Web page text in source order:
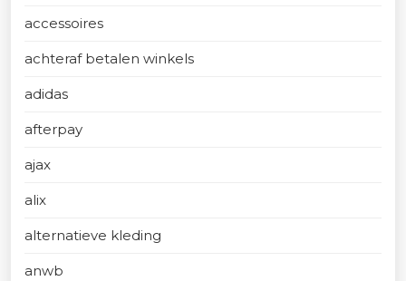
accessoires
achteraf betalen winkels
adidas
afterpay
ajax
alix
alternatieve kleding
anwb